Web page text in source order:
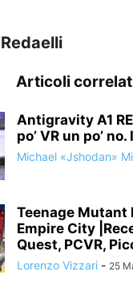
Articoli
Antigravity A1
po’ VR un po’
Michael «Jshodan»
Teenage Mutant
Empire City
Quest, PCVR,
Lorenzo Vizzari - 25